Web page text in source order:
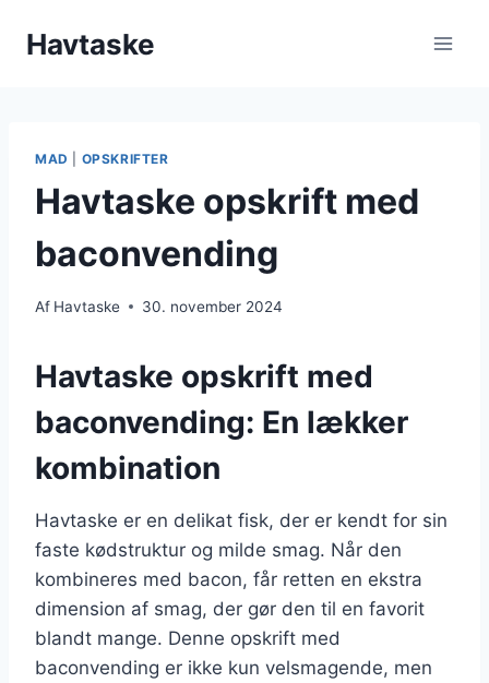
Havtaske
MAD OPSKRIFTER
Havtaske opskrift med
baconvending
Af Havtaske 30. november 2024
Havtaske opskrift med
baconvending: En lækker
kombination
Havtaske er en delikat fisk, der er kendt for sin
faste kødstruktur og milde smag. Når den
kombineres med bacon, får retten en ekstra
dimension af smag, der gør den til en favorit
blandt mange. Denne opskrift med
baconvending er ikke kun velsmagende, men